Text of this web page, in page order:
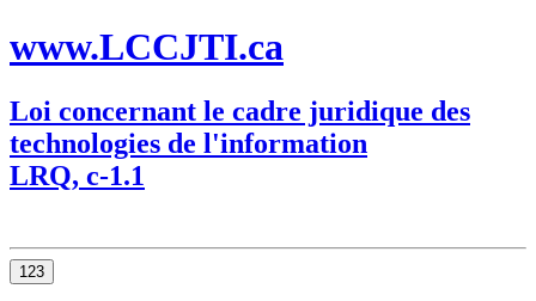
www.LCCJTI.ca
Loi concernant le cadre juridique des
technologies de l'information
LRQ, c-1.1
123